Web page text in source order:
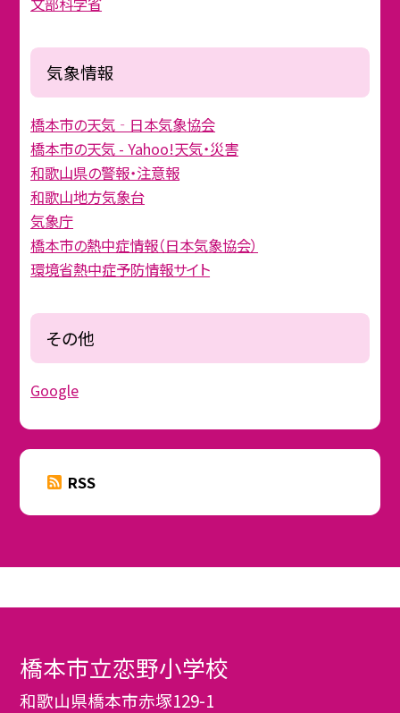
気象情報
橋本市の天気‐日本気象協会
橋本市の天気 - Yahoo!天気・災害
和歌山県の警報・注意報
和歌山地方気象台
気象庁
橋本市の熱中症情報（日本気象協会）
環境省熱中症予防情報サイト
その他
Google
RSS
橋本市立恋野小学校
和歌山県橋本市赤塚129-1